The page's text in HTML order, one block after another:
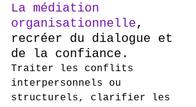
La médiation
organisationnelle,
recréer du dialogue et
de la confiance.
Traiter les conflits
interpersonnels ou
structurels, clarifier les